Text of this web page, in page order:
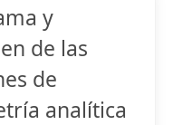
y
de las
de
analítica